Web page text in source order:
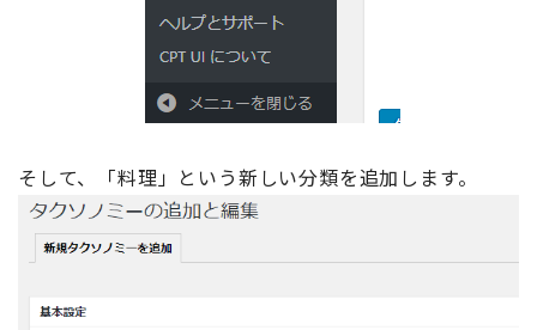
そして、「料理」という新しい分類を追加します。